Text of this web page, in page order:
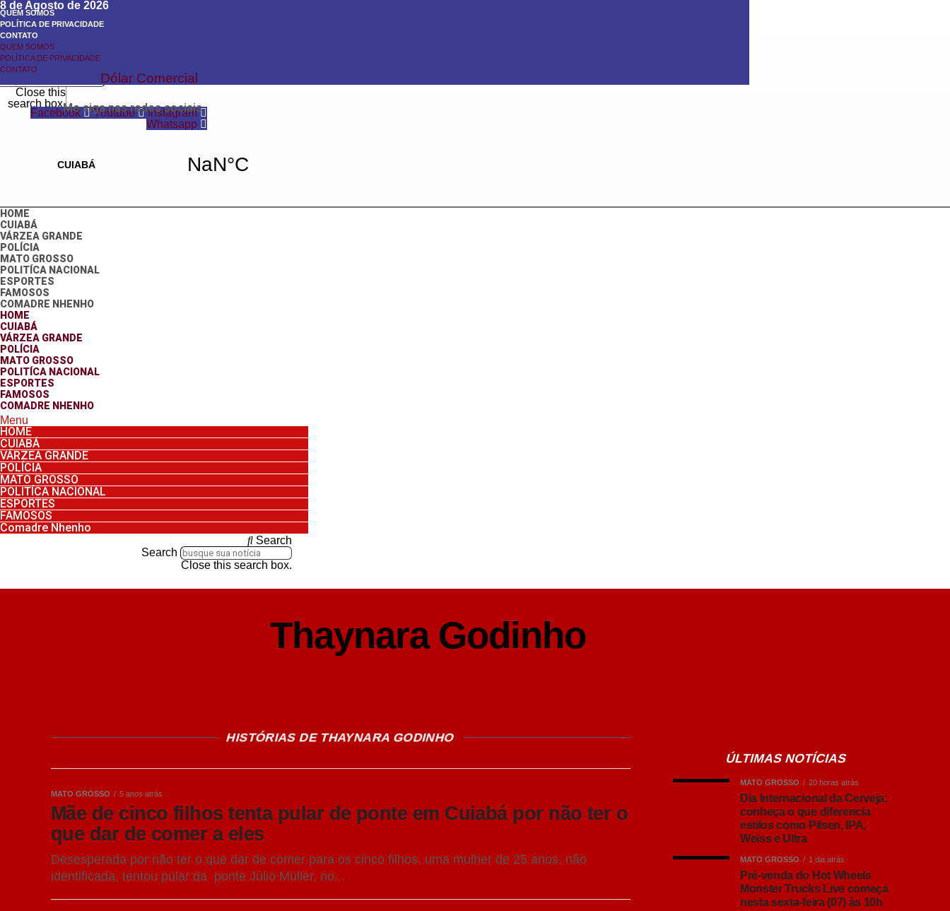
8 de Agosto de 2026
QUEM SOMOS
POLÍTICA DE PRIVACIDADE
CONTATO
QUEM SOMOS
POLÍTICA DE PRIVACIDADE
CONTATO
Dólar Comercial
Search
Search
Close this
search box.Me siga nas redes sociais
Facebook Youtube
Instagram
Whatsapp
HOME
CUIABÁ
VÁRZEA GRANDE
POLÍCIA
MATO GROSSO
POLITÍCA NACIONAL
ESPORTES
FAMOSOS
COMADRE NHENHO
HOME
CUIABÁ
VÁRZEA GRANDE
POLÍCIA
MATO GROSSO
POLITÍCA NACIONAL
ESPORTES
FAMOSOS
COMADRE NHENHO
Menu
HOME
CUIABÁ
VÁRZEA GRANDE
POLÍCIA
MATO GROSSO
POLITÍCA NACIONAL
ESPORTES
FAMOSOS
Comadre Nhenho
Search
Search
Close this search box.
Thaynara Godinho
HISTÓRIAS DE THAYNARA GODINHO
MATO GROSSO 5 anos atrás
Mãe de cinco filhos tenta pular de ponte em Cuiabá por não ter o
que dar de comer a eles
Desesperada por não ter o que dar de comer para os cinco filhos, uma mulher de 25 anos, não
identificada, tentou pular da ponte Júlio Müller, no...
ÚLTIMAS NOTÍCIAS
MATO GROSSO 20 horas atrás
Dia Internacional da Cerveja:
conheça o que diferencia
estilos como Pilsen, IPA,
Weiss e Ultra
MATO GROSSO 1 dia atrás
Pré-venda do Hot Wheels
Monster Trucks Live começa
nesta sexta-feira (07) às 10h